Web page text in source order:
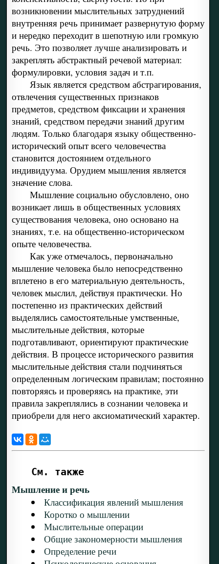
возникновении мыслительных затруднений
внутренняя речь принимает развернутую форму
и нередко переходит в шепотную или громкую
речь. Это позволяет лучше анализировать и
закреплять абстрактный речевой материал:
формулировки, условия задач и т.п.
Язык является средством абстрагирования,
отвлечения существенных признаков
предметов, средством фиксации и хранения
знаний, средством передачи знаний другим
людям. Только благодаря языку общественно-
исторический опыт всего человечества
становится достоянием отдельного
индивидуума. Орудием мышления является
значение слова.
Мышление социально обусловлено, оно
возникает лишь в общественных условиях
существования человека, оно основано на
знаниях, т.е. на общественно-историческом
опыте человечества.
Как уже отмечалось, первоначально
мышление человека было непосредственно
вплетено в его материальную деятельность,
человек мыслил, действуя практически. Но
постепенно из практических действий
выделялись самостоятельные умственные,
мыслительные действия, которые
подготавливают, ориентируют практические
действия. В процессе исторического развития
мыслительные действия стали подчиняться
определенным логическим правилам; постоянно
повторяясь и проверяясь на практике, эти
правила закреплялись в сознании человека и
приобрели для него аксиоматический характер.
См. также
Мышление и речь
Классификация явлений мышления
Коротко о мышлении
Мыслительные операции
Общие закономерности мышления
Определение речи